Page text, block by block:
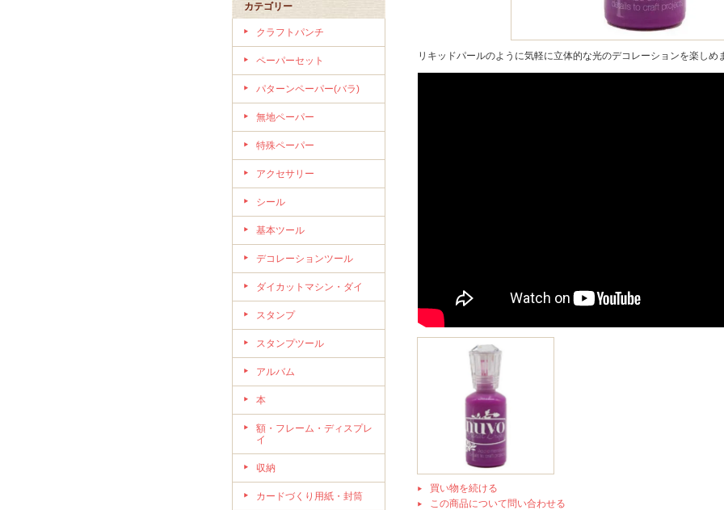
カテゴリー
クラフトパンチ
ペーパーセット
パターンペーパー(バラ)
無地ペーパー
特殊ペーパー
アクセサリー
シール
基本ツール
デコレーションツール
ダイカットマシン・ダイ
スタンプ
スタンプツール
アルバム
本
額・フレーム・ディスプレ
イ
収納
カードづくり用紙・封筒
リキッドパールのように気軽に立体的な光のデコレーションを楽しめ
買い物を続ける
この商品について問い合わせる